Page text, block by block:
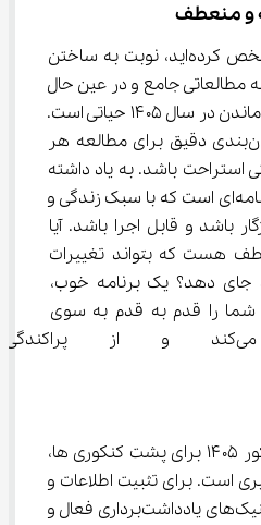
اکنون که هدف خود را مشخص کرده‌اید، نوبت به ساختن
برنامه مطالعاتی جامع و در عین حال
منعطف، برای پشت کنکور ماندن در سال ۱۴۰۵ حیاتی است.
برنامه شما باید شامل زمان‌بندی دقیق برای مطالعه هر
و حتی استراحت باشد. به یاد داشته
باشید که برنامه ایده‌آل، برنامه‌ای است که با سبک زندگی و
باشد و قابل اجرا باشد. آیا
هست که بتواند تغییرات
خود جای دهد؟ یک برنامه خوب،
را قدم به قدم به سوی
موفقیت هدایت می‌کند و از
سومین قدم در شرایط کنکور ۱۴۰۵ برای پشت کنکوری ها،
یادگیری است. برای تثبیت اطلاعات و
تسلط عمیق بر مباحث، تکنیک‌های یادداشت‌برداری فعال و